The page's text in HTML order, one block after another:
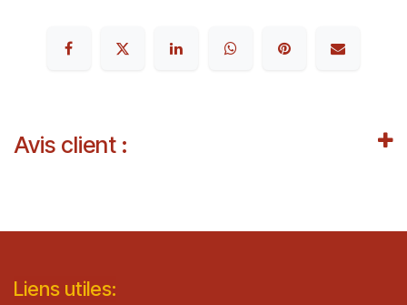
Avis client :
Lie​ns utiles: